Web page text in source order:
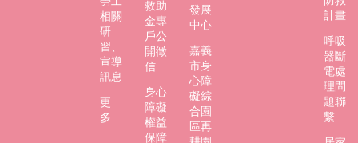
相關
研
習、
宣導
訊息
更
多...
救助
金專
戶公
開徵
信
身心
障礙
權益
保障
發展
中心
嘉義
市身
心障
礙綜
合園
區再
計畫
呼吸
器斷
電處
理問
題聯
繫